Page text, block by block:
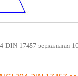
DIN 17457 зеркальная